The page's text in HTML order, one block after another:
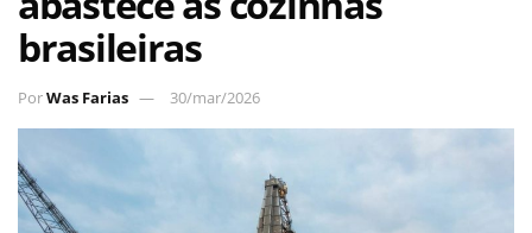
brasileiras
PorWas Farias 30/mar/2026